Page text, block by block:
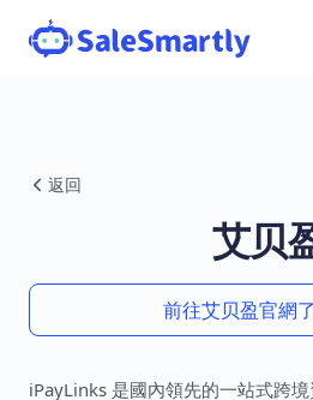
返回
艾贝
前往艾贝盈官網
iPayLinks 是國內領先的一站式跨